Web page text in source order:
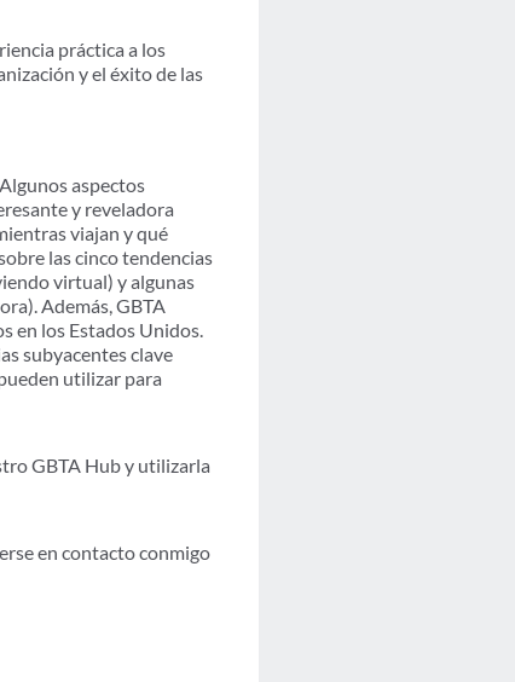
práctica a los
y el éxito de las
aspectos
y reveladora
viajan y qué
las cinco tendencias
virtual) y algunas
Además, GBTA
en los Estados Unidos.
subyacentes clave
utilizar para
GBTA Hub y utilizarla
en contacto conmigo